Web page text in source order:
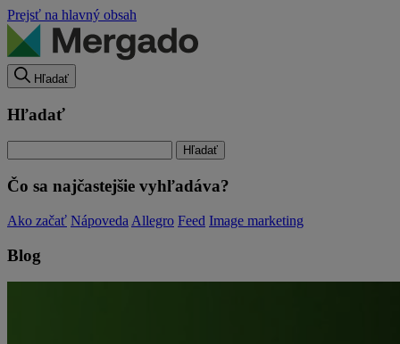
Prejsť na hlavný obsah
Hľadať
Hľadať
Čo sa najčastejšie vyhľadáva?
Ako začať Nápoveda Allegro Feed Image marketing
Blog